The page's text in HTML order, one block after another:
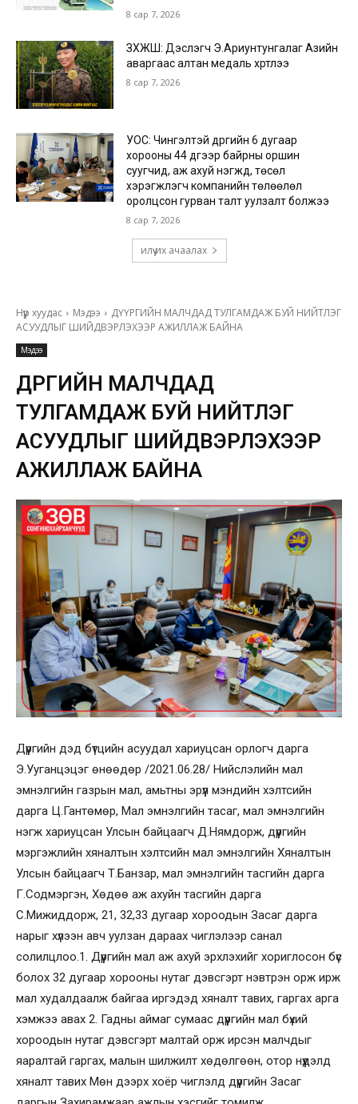
8 сар 7, 2026
ЗХЖШ: Дэслэгч Э.Ариунтунгалаг Азийн
аваргаас алтан медаль хүртлээ
8 сар 7, 2026
УОС: Чингэлтэй дүүргийн 6 дугаар
хорооны 44 дүгээр байрны оршин
суугчид, аж ахуй нэгжүүд, төсөл
хэрэгжүүлэгч компанийн төлөөлөл
оролцсон гурван талт уулзалт болжээ
8 сар 7, 2026
илүү их ачаалах